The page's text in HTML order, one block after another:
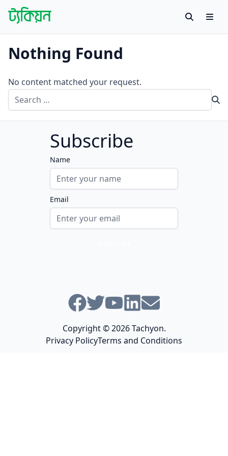
Skip to content
Tachyon
বাংলায় বিজ্ঞান গবেষণায় প্রথম উন্মুক্ত প্ল্যাটফর্ম
Nothing Found
No content matched your request.
Search for:
Subscribe
Name
Email
Facebook
Twitter
Youtube
Linkedin
Email
Copyright © 2026Tachyon.
Privacy PolicyTerms and Conditions